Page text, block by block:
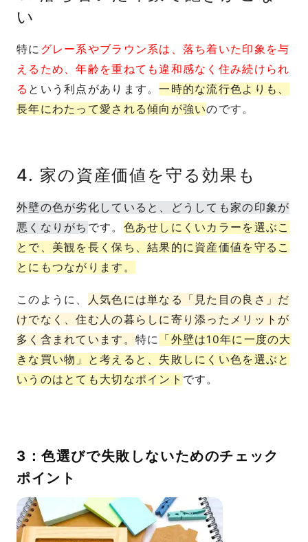
い
特に グレー系やブラウン系は、落ち着いた印象を与
えるため、年齢を重ねても違和感なく住み続けられ
る という利点があります。一時的な流行色よりも、
長年にわたって愛される傾向が強いのです。
4. 家の資産価値を守る効果も
外壁の色が劣化していると、どうしても家の印象が
悪くなりがち です。 色あせしにくいカラーを選ぶこ
とで、美観を長く保ち、結果的に資産価値を守るこ
とにもつながります。
このように、
人気色には単なる「見た目の良さ」だ
けでなく、住む人の暮らしに寄り添ったメリットが
多く含まれています。 特に 「外壁は10年に一度の大
きな買い物」と考えると、失敗しにくい色を選ぶと
いうのはとても大切なポイント です。
3：色選びで失敗しないためのチェック
ポイント